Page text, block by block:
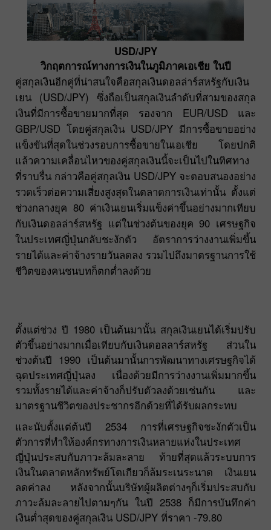
USD/JPY
วิกฤตการณ์ทางการเงินในภูมิภาคเอเชีย ในปี
คู่สกุลเงินอีกคู่ที่น่าสนใจคือสกุลเงินดอลล่าร์สหรัฐกับเงิน
เยน (USD/JPY) ซึ่งถือเป็นสกุลเงินลำดับที่สามของสกุล
เงินที่มีการซื้อขายมากที่สุด รองจาก EUR/USD และ
GBP/USD โดยคู่สกุลเงิน USD/JPY มีการซื้อขายอย่าง
แข็งขันที่สุดในช่วงรอบการซื้อขายในเอเชีย โดยปกติ
แล้วความเคลื่อนไหวของคู่สกุลเงินนี้จะเป็นไปในทิศทาง
ที่ราบรื่น กล่าวคือคู่สกุลเงิน USD/JPY จะตอบสนองอย่าง
รวดเร็วต่อความเสี่ยงสูงสุดในตลาดการเงินเท่านั้น ตั้งแต่
ช่วงกลางยุค 80 ค่าเงินเยนเริ่มแข็งค่าขึ้นอย่างมากเทียบ
กับเงินดอลล่าร์สหรัฐ แต่ในช่วงต้นของยุค 90 เศรษฐกิจ
ในประเทศญี่ปุ่นกลับชะงักตัว อัตราการว่างงานเพิ่มขึ้น
รายได้และค่าจ้างรายวันลดลง รวมไปถึงมาตรฐานการใช้
ชีวิตของคนชนบทก็ตกต่ำลงด้วย
ตั้งแต่ช่วง ปี 1980 เป็นต้นมานั้น สกุลเงินเยนได้เริ่มปรับ
ตัวขึ้นอย่างมากเมื่อเทียบกับเงินดอลลาร์สหรัฐ ส่วนใน
ช่วงต้นปี 1990 เป็นต้นมานั้นการพัฒนาทางเศรษฐกิจได้
ฉุดประเทศญี่ปุ่นลง เนื่องด้วยมีการว่างงานเพิ่มมากขึ้น
รวมทั้งรายได้และค่าจ้างก็ปรับตัวลงด้วยเช่นกัน และ
มาตรฐานชีวิตของประชากรอีกด้วยที่ได้รับผลกระทบ
และนับตั้งแต่ต้นปี 2534 การที่เศรษฐกิจชะงักตัวเป็น
ตัวการที่ทำให้องค์กรทางการเงินหลายแห่งในประเทศ
ญี่ปุ่นประสบกับภาวะล้มละลาย ท้ายที่สุดแล้วระบบการ
เงินในตลาดหลักทรัพย์โตเกียวก็ล้มระเนระนาด เงินเยน
ลดค่าลง หลังจากนั้นบริษัทผู้ผลิตต่างๆก็เริ่มประสบกับ
ภาวะล้มละลายไปตามๆกัน ในปี 2538 ก็มีการบันทึกค่า
เงินต่ำสุดของคู่สกุลเงิน USD/JPY ที่ราคา -79.80